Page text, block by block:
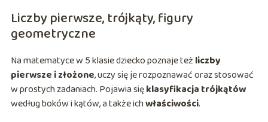
Liczby pierwsze, trójkąty, figury
geometryczne
Na matematyce w 5 klasie dziecko poznaje też liczby
pierwsze i złożone, uczy się je rozpoznawać oraz stosować
w prostych zadaniach. Pojawia sięklasyfikacja trójkątów
według boków i kątów, a także ichwłaściwości.